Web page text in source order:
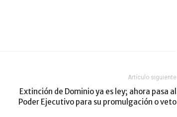
Artículo siguiente
Extinción de Dominio ya es ley; ahora pasa al
Poder Ejecutivo para su promulgación o veto